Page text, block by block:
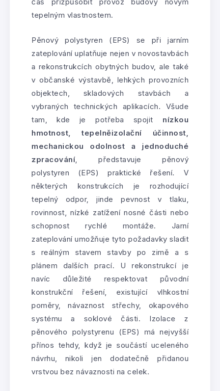
čas přizpůsobit provoz budovy novým
tepelným vlastnostem.
Pěnový polystyren (EPS) se při jarním
zateplování uplatňuje nejen v novostavbách
a rekonstrukcích obytných budov, ale také
v občanské výstavbě, lehkých provozních
objektech, skladových stavbách a
vybraných technických aplikacích. Všude
tam, kde je potřeba spojit nízkou
hmotnost, tepelněizolační účinnost,
mechanickou odolnost a jednoduché
zpracování, představuje pěnový
polystyren (EPS) praktické řešení. V
některých konstrukcích je rozhodující
tepelný odpor, jinde pevnost v tlaku,
rovinnost, nízké zatížení nosné části nebo
schopnost rychlé montáže. Jarní
zateplování umožňuje tyto požadavky sladit
s reálným stavem stavby po zimě a s
plánem dalších prací. U rekonstrukcí je
navíc důležité respektovat původní
konstrukční řešení, existující vlhkostní
poměry, návaznost střechy, okapového
systému a soklové části. Izolace z
pěnového polystyrenu (EPS) má nejvyšší
přínos tehdy, když je součástí uceleného
návrhu, nikoli jen dodatečně přidanou
vrstvou bez návaznosti na celek.